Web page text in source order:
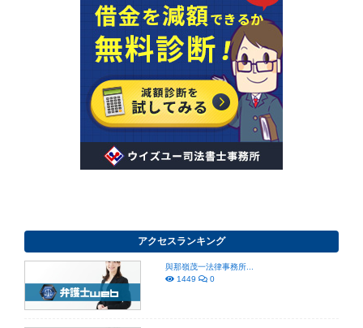
アクセスランキング
與那嶺茂一法律事務所...
1449
0